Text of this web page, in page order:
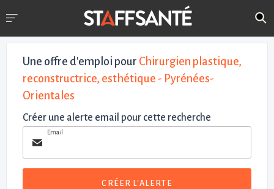
Une offre d'emploi pour Chirurgien plastique,
reconstructrice, esthétique - Pyrénées-
Orientales
Créer une alerte email pour cette recherche
Email
CRÉER L'ALERTE